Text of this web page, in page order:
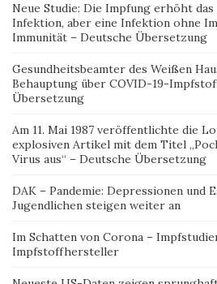
Neue Studie: Die Impfung erhöht
Infektion, aber eine Infektion ohne
Immunität – Deutsche Übersetzung
Gesundheitsbeamter des Weißen
Behauptung über COVID-19-
Übersetzung
Am 11. Mai 1987 veröffentlichte die
explosiven Artikel mit dem Titel
Virus aus“ – Deutsche Übersetzung
DAK – Pandemie: Depressionen und
Jugendlichen steigen weiter an
Im Schatten von Corona –
Impfstoffhersteller